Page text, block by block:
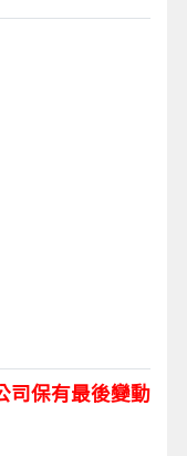
司保有最後變動